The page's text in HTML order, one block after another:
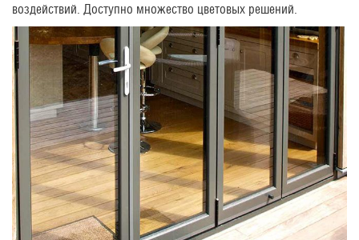
воздействий. Доступно множество цветовых решений.